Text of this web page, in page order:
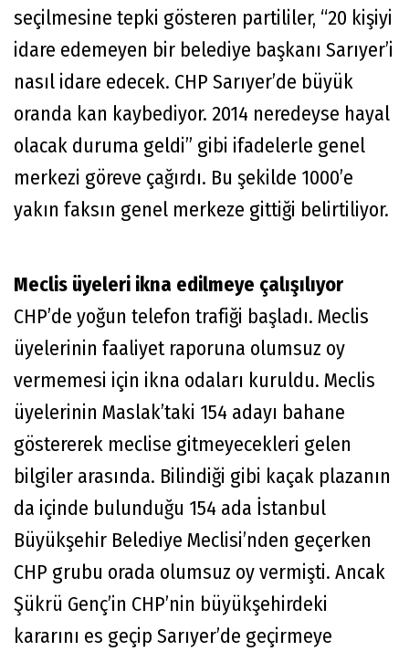
seçilmesine tepki gösteren partililer, “20 kişiyi
idare edemeyen bir belediye başkanı Sarıyer’i
nasıl idare edecek. CHP Sarıyer’de büyük
oranda kan kaybediyor. 2014 neredeyse hayal
olacak duruma geldi” gibi ifadelerle genel
merkezi göreve çağırdı. Bu şekilde 1000’e
yakın faksın genel merkeze gittiği belirtiliyor.
Meclis üyeleri ikna edilmeye çalışılıyor
CHP’de yoğun telefon trafiği başladı. Meclis
üyelerinin faaliyet raporuna olumsuz oy
vermemesi için ikna odaları kuruldu. Meclis
üyelerinin Maslak’taki 154 adayı bahane
göstererek meclise gitmeyecekleri gelen
bilgiler arasında. Bilindiği gibi kaçak plazanın
da içinde bulunduğu 154 ada İstanbul
Büyükşehir Belediye Meclisi’nden geçerken
CHP grubu orada olumsuz oy vermişti. Ancak
Şükrü Genç’in CHP’nin büyükşehirdeki
kararını es geçip Sarıyer’de geçirmeye